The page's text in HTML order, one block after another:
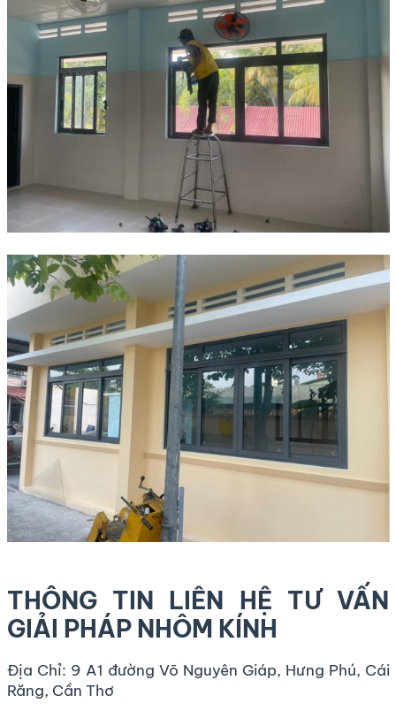
THÔNG TIN LIÊN HỆ TƯ VẤN
GIẢI PHÁP NHÔM KÍNH
Địa Chỉ: 9 A1 đường Võ Nguyên Giáp, Hưng Phú, Cái
Răng, Cần Thơ